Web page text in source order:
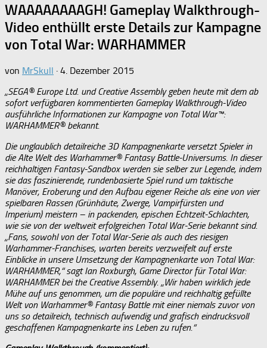
WAAAAAAAAGH! Gameplay Walkthrough-
Video enthüllt erste Details zur Kampagne
von Total War: WARHAMMER
von MrSkull · 4. Dezember 2015
„SEGA® Europe Ltd. und Creative Assembly geben heute mit dem ab
sofort verfügbaren kommentierten Gameplay Walkthrough-Video
ausführliche Informationen zur Kampagne von Total War™:
WARHAMMER® bekannt.
Die unglaublich detailreiche 3D Kampagnenkarte versetzt Spieler in
die Alte Welt des Warhammer® Fantasy Battle-Universums. In dieser
reichhaltigen Fantasy-Sandbox werden sie selber zur Legende, indem
sie das faszinierende, rundenbasierte Spiel rund um taktische
Manöver, Eroberung und den Aufbau eigener Reiche als eine von vier
spielbaren Rassen (Grünhäute, Zwerge, Vampirfürsten und
Imperium) meistern – in packenden, epischen Echtzeit-Schlachten,
wie sie von der weltweit erfolgreichen Total War-Serie bekannt sind.
„Fans, sowohl von der Total War-Serie als auch des riesigen
Warhammer-Franchises, warten bereits verzweifelt auf erste
Einblicke in unsere Umsetzung der Kampagnenkarte von Total War:
WARHAMMER,“ sagt Ian Roxburgh, Game Director für Total War:
WARHAMMER bei the Creative Assembly. „Wir haben wirklich jede
Mühe auf uns genommen, um die populäre und reichhaltig gefüllte
Welt von Warhammer® Fantasy Battle mit einer niemals zuvor von
uns so detailreich, technisch aufwendig und grafisch eindrucksvoll
geschaffenen Kampagnenkarte ins Leben zu rufen.“